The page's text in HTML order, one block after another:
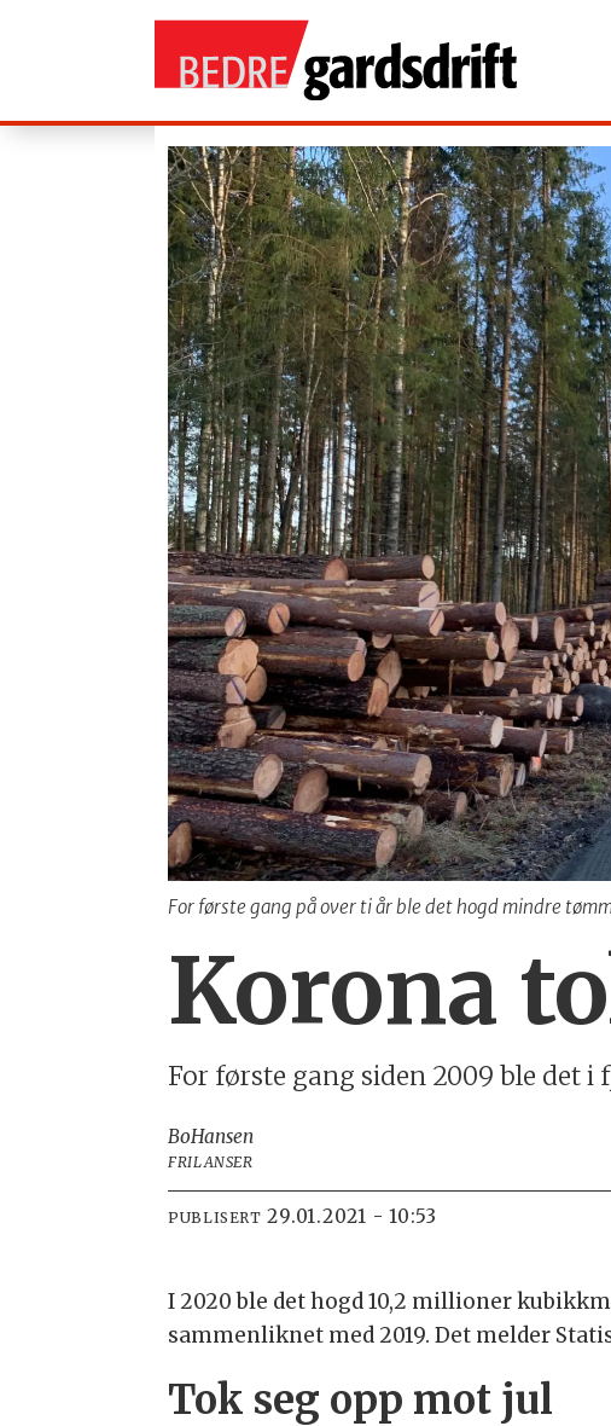
For første gang på over ti år ble det hogd mindre
Korona
For første gang siden 2009 ble det
BoHansen
FRILANSER
PUBLISERT 29.01.2021 - 10:53
I 2020 ble det hogd 10,2 millioner
sammenliknet med 2019. Det melder
Tok seg opp mot jul